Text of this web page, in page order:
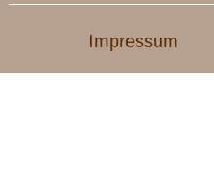
Impressum